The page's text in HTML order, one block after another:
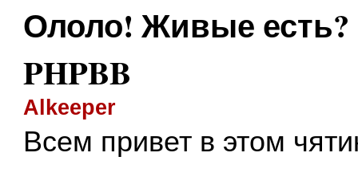
Ололо! Живые есть?
PHPBB
Alkeeper
Всем привет в этом